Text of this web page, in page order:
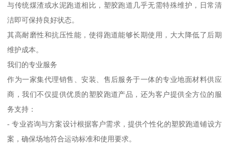
与传统煤渣或水泥跑道相比，塑胶跑道几乎无需特殊维护，日常清
洁即可保持良好状态。
其高耐磨性和抗压性能，使得跑道能够长期使用，大大降低了后期
维护成本。
我们的专业服务
作为一家集代理销售、安装、售后服务于一体的专业地面材料供应
商，我们不仅提供优质的塑胶跑道产品，还为客户提供全方位的服
务支持：
- 专业咨询与方案设计根据客户需求，提供个性化的塑胶跑道铺设方
案，确保场地符合运动标准和使用要求。